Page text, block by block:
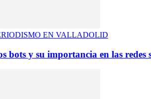
EN VALLADOLID
bots y su importancia en las redes